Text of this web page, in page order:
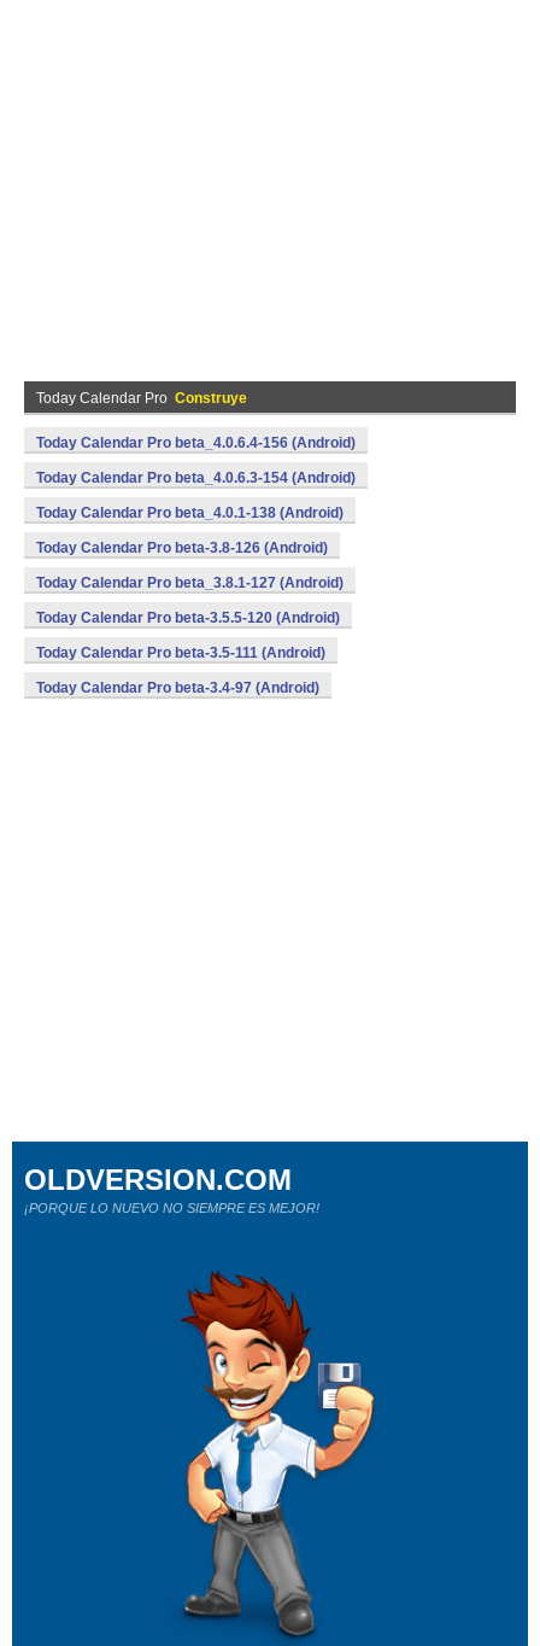
Today Calendar Pro Construye
Today Calendar Pro beta_4.0.6.4-156 (Android)
Today Calendar Pro beta_4.0.6.3-154 (Android)
Today Calendar Pro beta_4.0.1-138 (Android)
Today Calendar Pro beta-3.8-126 (Android)
Today Calendar Pro beta_3.8.1-127 (Android)
Today Calendar Pro beta-3.5.5-120 (Android)
Today Calendar Pro beta-3.5-111 (Android)
Today Calendar Pro beta-3.4-97 (Android)
OLDVERSION.COM
¡PORQUE LO NUEVO NO SIEMPRE ES MEJOR!